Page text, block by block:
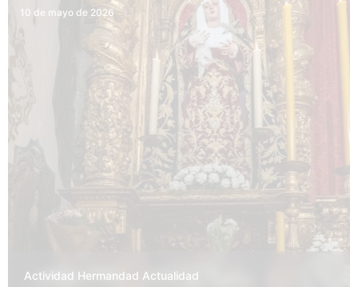
10 de mayo de 2026
Actividad Hermandad Actualidad